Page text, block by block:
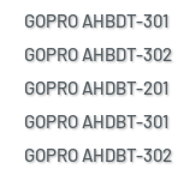
GOPRO AHBDT-301
GOPRO AHBDT-302
GOPRO AHDBT-201
GOPRO AHDBT-301
GOPRO AHDBT-302